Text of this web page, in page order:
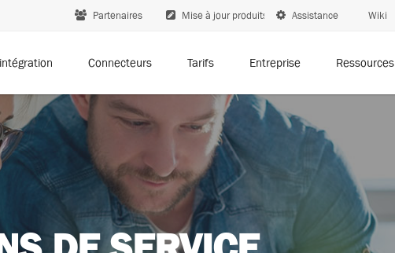
Partenaires Mise à jour produits Assistance Wiki
Connecteurs Tarifs Entreprise Ressources